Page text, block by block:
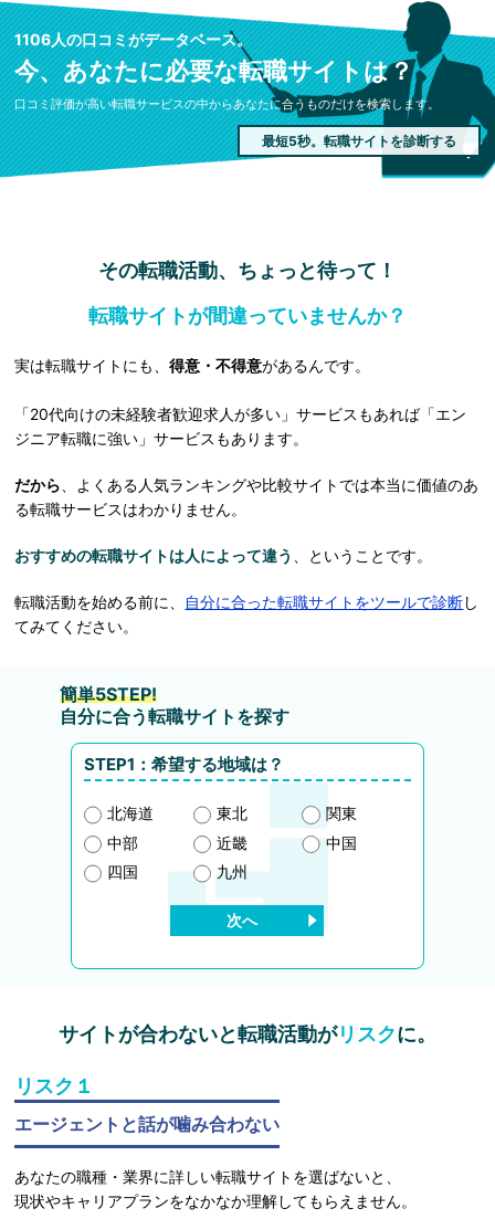
1106人の口コミがデータベース。
今、あなたに必要な転職サイトは？
口コミ評価が高い転職サービスの中からあなたに合うものだけを検索します。
最短5秒。転職サイトを診断する
その転職活動、ちょっと待って！
転職サイトが間違っていませんか？
実は転職サイトにも、得意・不得意があるんです。
「20代向けの未経験者歓迎求人が多い」サービスもあれば「エン
ジニア転職に強い」サービスもあります。
だから 、よくある人気ランキングや比較サイトでは本当に価値のあ
る転職サービスはわかりません。
おすすめの転職サイトは人によって違う 、ということです。
転職活動を始める前に、 自分に合った転職サイトをツールで診断し
てみてください。
自分に合う転職サイトを探す
STEP1：希望する地域は？
北海道 東北
関東
中部
近畿
中国
四国
九州
次へ
サイトが合わないと転職活動がリスクに。
リスク１
エージェントと話が噛み合わない
あなたの職種・業界に詳しい転職サイトを選ばないと、
現状やキャリアプランをなかなか理解してもらえません。